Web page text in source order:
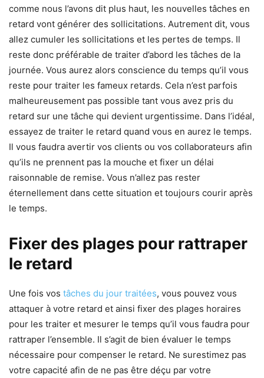
comme nous l’avons dit plus haut, les nouvelles tâches en
retard vont générer des sollicitations. Autrement dit, vous
allez cumuler les sollicitations et les pertes de temps. Il
reste donc préférable de traiter d’abord les tâches de la
journée. Vous aurez alors conscience du temps qu’il vous
reste pour traiter les fameux retards. Cela n’est parfois
malheureusement pas possible tant vous avez pris du
retard sur une tâche qui devient urgentissime. Dans l’idéal,
essayez de traiter le retard quand vous en aurez le temps.
Il vous faudra avertir vos clients ou vos collaborateurs afin
qu’ils ne prennent pas la mouche et fixer un délai
raisonnable de remise. Vous n’allez pas rester
éternellement dans cette situation et toujours courir après
le temps.
Fixer des plages pour rattraper
le retard
Une fois vos tâches du jour traitées, vous pouvez vous
attaquer à votre retard et ainsi fixer des plages horaires
pour les traiter et mesurer le temps qu’il vous faudra pour
rattraper l’ensemble. Il s’agit de bien évaluer le temps
nécessaire pour compenser le retard. Ne surestimez pas
votre capacité afin de ne pas être déçu par votre